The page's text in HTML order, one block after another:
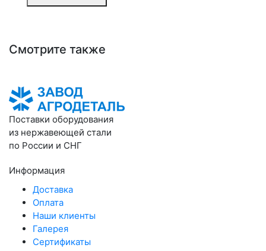
Смотрите также
Поставки оборудования
из нержавеющей стали
по России и СНГ
Информация
Доставка
Оплата
Наши клиенты
Галерея
Сертификаты